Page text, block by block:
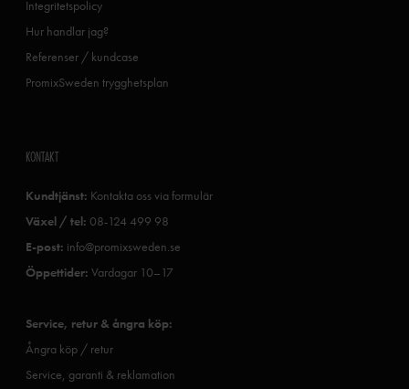
Integritetspolicy
Hur handlar jag?
Referenser / kundcase
PromixSweden trygghetsplan
KONTAKT
Kundtjänst: Kontakta oss via formulär
Växel / tel: 08-124 499 98
E-post: info@promixsweden.se
Öppettider: Vardagar 10–17
Service, retur & ångra köp:
Ångra köp / retur
Service, garanti & reklamation